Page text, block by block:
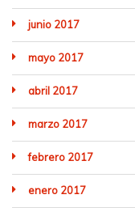
junio 2017
mayo 2017
abril 2017
marzo 2017
febrero 2017
enero 2017